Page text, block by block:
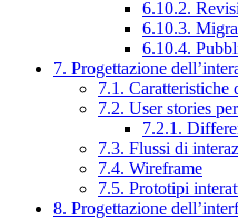
6.10.2.
6.10.3.
6.10.4.
7. Progettazione
7.1. Caratteristiche
7.2. User stories
7.2.1.
7.3. Flussi di
7.4. Wireframe
7.5. Prototipi
8. Progettazione